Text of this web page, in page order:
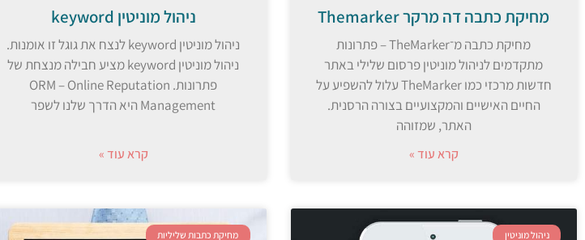
מחיקת כתבה דה מרקר Themarker
מחיקת כתבה מ־TheMarker – פתרונות
מתקדמים לניהול מוניטין פרסום שלילי באתר
חדשות מרכזי כמו TheMarker עלול להשפיע על
החיים האישיים והמקצועיים בצורה הרסנית.
האתר, שמזוהה
קרא עוד »
ניהול מוניטין keyword
ניהול מוניטין keyword לנצח את גוגל זו אומנות.
ניהול מוניטין keyword מציע חבילה מנצחת של
פתרונות. ORM – Online Reputation
Management היא הדרך שלנו לשפר
קרא עוד »
ניהול מוניטין מחיקת כתבות שליליות